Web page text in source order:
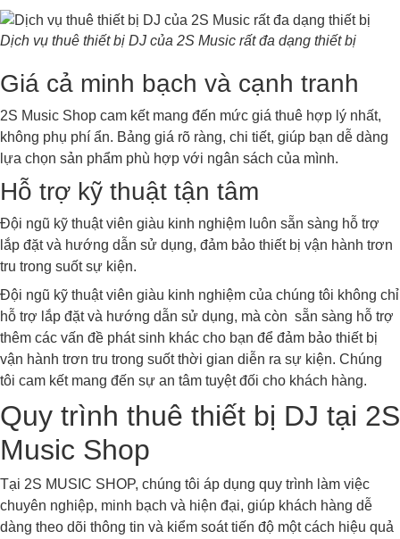
Dịch vụ thuê thiết bị DJ của 2S Music rất đa dạng thiết bị
Giá cả minh bạch và cạnh tranh
2S Music Shop cam kết mang đến mức giá thuê hợp lý nhất,
không phụ phí ẩn. Bảng giá rõ ràng, chi tiết, giúp bạn dễ dàng
lựa chọn sản phẩm phù hợp với ngân sách của mình.
Hỗ trợ kỹ thuật tận tâm
Đội ngũ kỹ thuật viên giàu kinh nghiệm luôn sẵn sàng hỗ trợ
lắp đặt và hướng dẫn sử dụng, đảm bảo thiết bị vận hành trơn
tru trong suốt sự kiện.
Đội ngũ kỹ thuật viên giàu kinh nghiệm của chúng tôi không chỉ
hỗ trợ lắp đặt và hướng dẫn sử dụng, mà còn sẵn sàng hỗ trợ
thêm các vấn đề phát sinh khác cho bạn để đảm bảo thiết bị
vận hành trơn tru trong suốt thời gian diễn ra sự kiện. Chúng
tôi cam kết mang đến sự an tâm tuyệt đối cho khách hàng.
Quy trình thuê thiết bị DJ tại 2S
Music Shop
Tại 2S MUSIC SHOP, chúng tôi áp dụng quy trình làm việc
chuyên nghiệp, minh bạch và hiện đại, giúp khách hàng dễ
dàng theo dõi thông tin và kiểm soát tiến độ một cách hiệu quả